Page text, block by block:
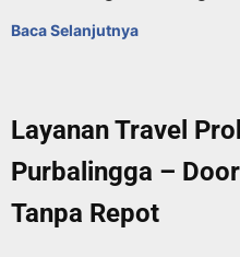
Baca Selanjutnya
Layanan Travel
Purbalingga –
Tanpa Repot